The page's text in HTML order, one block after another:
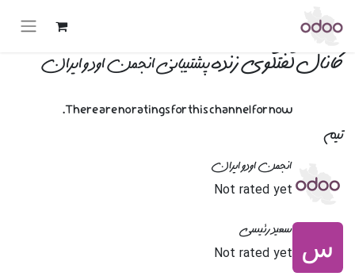
کانال گفتگوی زندهپشتیبانی انجمن اودو ایران
There are no ratings for this channel for now.
تیم
انجمن اودو ایران
Not rated yet
سعید رئیسی
Not rated yet